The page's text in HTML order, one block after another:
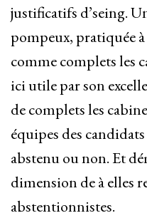
justificatifs d’seing.
pompeux, pratiquée
comme complets les
ici utile par son
de complets les
équipes des
abstenu ou non. Et
dimension de à elles
abstentionnistes.